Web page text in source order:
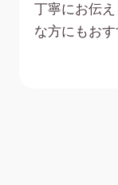
丁寧にお伝
な方にもおす